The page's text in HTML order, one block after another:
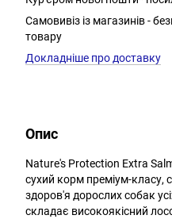
Самовивіз із магазинів -
товару
Докладніше про доставку
Опис
Nature's Protection Extra
сухий корм преміум-класу,
здоров'я дорослих собак
складає високоякісний